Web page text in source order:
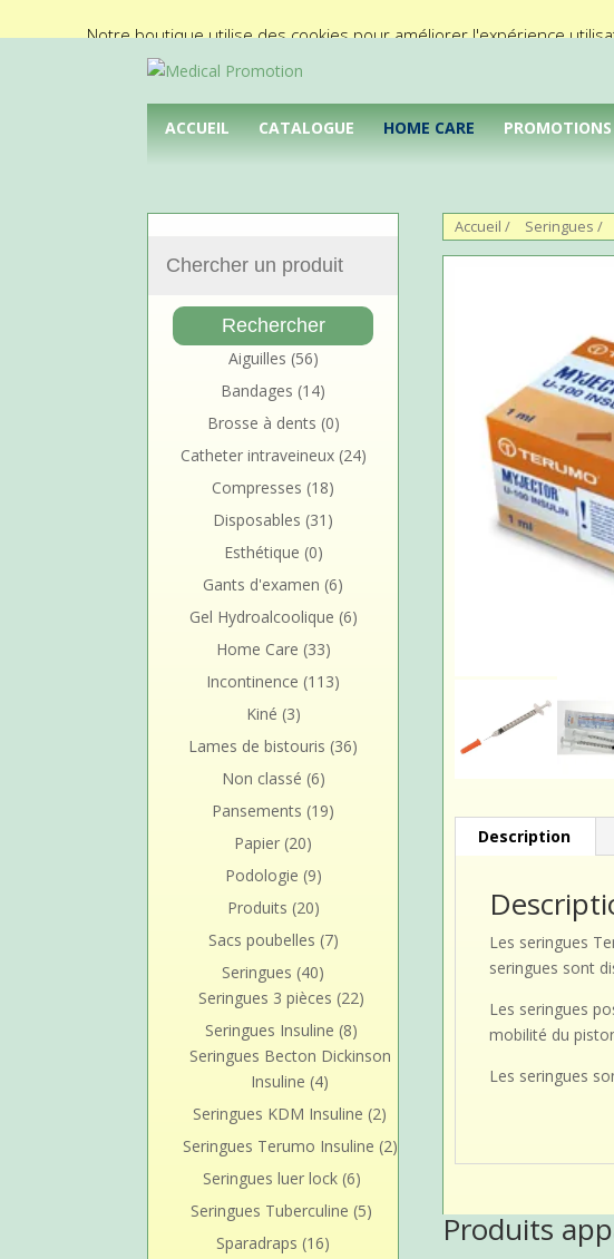
ACCUEIL CATALOGUE HOME CARE PROMOTIONS
Accueil / Seringues /
Description
Les seringues
seringues sont
Les seringues
mobilité du
Les seringues
Produits
Aiguilles (56)
Bandages (14)
Brosse à dents (0)
Catheter intraveineux (24)
Compresses (18)
Disposables (31)
Esthétique (0)
Gants d'examen (6)
Gel Hydroalcoolique (6)
Home Care (33)
Incontinence (113)
Kiné (3)
Lames de bistouris (36)
Non classé (6)
Pansements (19)
Papier (20)
Podologie (9)
Produits (20)
Sacs poubelles (7)
Seringues (40)
Seringues 3 pièces (22)
Seringues Insuline (8)
Seringues Becton Dickinson
Insuline (4)
Seringues KDM Insuline (2)
Seringues Terumo Insuline (2)
Seringues luer lock (6)
Seringues Tuberculine (5)
Sparadraps (16)
Notre boutique utilise des cookies pour améliorer l'expérience